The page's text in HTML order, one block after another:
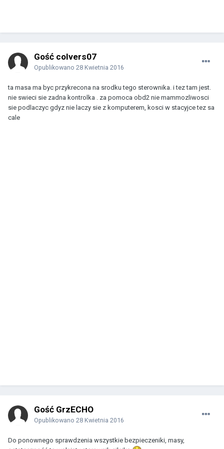
Gość colvers07
Opublikowano 28 Kwietnia 2016
ta masa ma byc przykrecona na srodku tego sterownika. i tez tam jest.
nie swieci sie zadna kontrolka . za pomoca obd2 nie mammozliwosci
sie podlaczyc gdyz nie laczy sie z komputerem, kosci w stacyjce tez sa
cale
Gość GrzECHO
Opublikowano 28 Kwietnia 2016
Do ponownego sprawdzenia wszystkie bezpieczeniki, masy,